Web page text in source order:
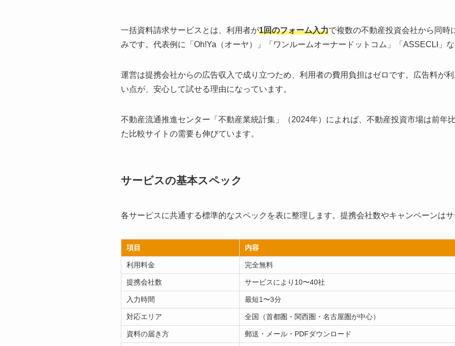
一括資料請求サービスとは、利用者が1回のフォーム入力で複数の不動産投資会社から同時
みです。代表例に「Oh!Ya（オーヤ）」「ワンルームオーナードットコム」「ASSECLI」
運営は提携会社からの広告収入で成り立つため、利用者の費用負担はゼロです。広告料が
い点が、安心して試せる理由になっています。
不動産流通推進センター「不動産業統計集」（2024年）によれば、不動産投資市場は前年
た比較サイトの需要も伸びています。
サービスの基本スペック
各サービスに共通する標準的なスペックを表に整理します。提携会社数やキャンペーンは
項目 内容
利用料金 完全無料
提携会社数 サービスにより10〜40社
入力時間 最短1〜3分
対応エリア 全国（首都圏・関西圏・名古屋圏が中心）
資料の届き方 郵送・メール・PDFダウンロード